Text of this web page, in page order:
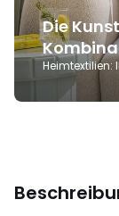
Die
Heimtextilien: